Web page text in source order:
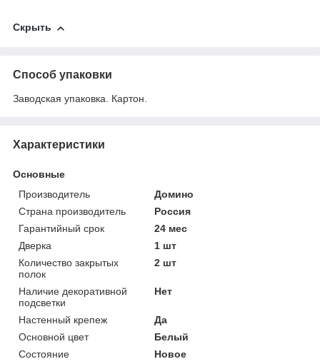
Скрыть
Способ упаковки
Заводская упаковка. Картон.
Характеристики
Основные
Производитель
Домино
Страна производитель
Россия
Гарантийный срок
24 мес
Дверка
1 шт
Количество закрытых
полок
2 шт
Наличие декоративной
подсветки
Нет
Настенный крепеж
Да
Основной цвет
Белый
Состояние
Новое